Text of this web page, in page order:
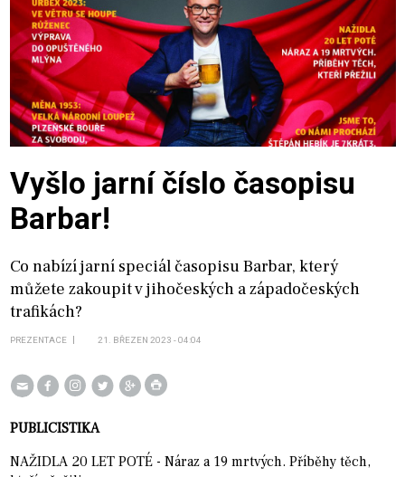
Vyšlo jarní číslo časopisu
Barbar!
Co nabízí jarní speciál časopisu Barbar, který
můžete zakoupit v jihočeských a západočeských
trafikách?
PREZENTACE 21. BŘEZEN 2023 - 04:04
PUBLICISTIKA
NAŽIDLA 20 LET POTÉ - Náraz a 19 mrtvých. Příběhy těch,